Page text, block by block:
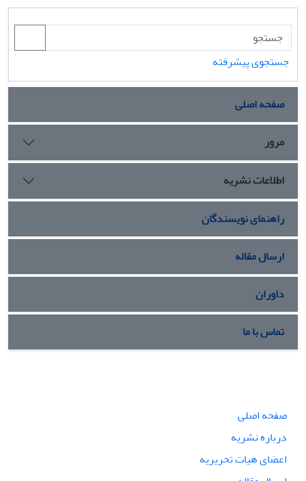
جستجوی پیشرفته
صفحه اصلی
مرور
اطلاعات نشریه
راهنمای نویسندگان
ارسال مقاله
داوران
تماس با ما
صفحه اصلی
درباره نشریه
اعضای هیات تحریریه